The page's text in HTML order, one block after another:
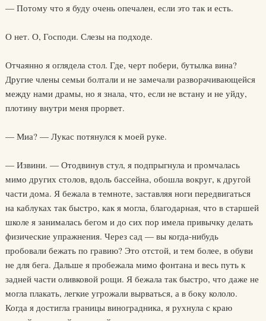
— Потому что я буду очень опечален, если это так и есть.
О нет. О, Господи. Слезы на подходе.
Отчаянно я оглядела стол. Где, черт побери, бутылка вина?
Другие члены семьи болтали и не замечали разворачивающейся
между нами драмы, но я знала, что, если не встану и не уйду,
плотину внутри меня прорвет.
— Миа? — Лукас потянулся к моей руке.
— Извини. — Отодвинув стул, я подпрыгнула и промчалась
мимо других столов, вдоль бассейна, обошла вокруг, к другой
части дома. Я бежала в темноте, заставляя ноги передвигаться
на каблуках так быстро, как я могла, благодарная, что в старшей
школе я занималась бегом и до сих пор имела привычку делать
физические упражнения. Через сад — вы когда-нибудь
пробовали бежать по гравию? Это отстой, и тем более, в обуви
не для бега. Дальше я пробежала мимо фонтана и весь путь к
задней части оливковой рощи. Я бежала так быстро, что даже не
могла плакать, легкие угрожали вырваться, а в боку кололо.
Когда я достигла границы виноградника, я рухнула с краю